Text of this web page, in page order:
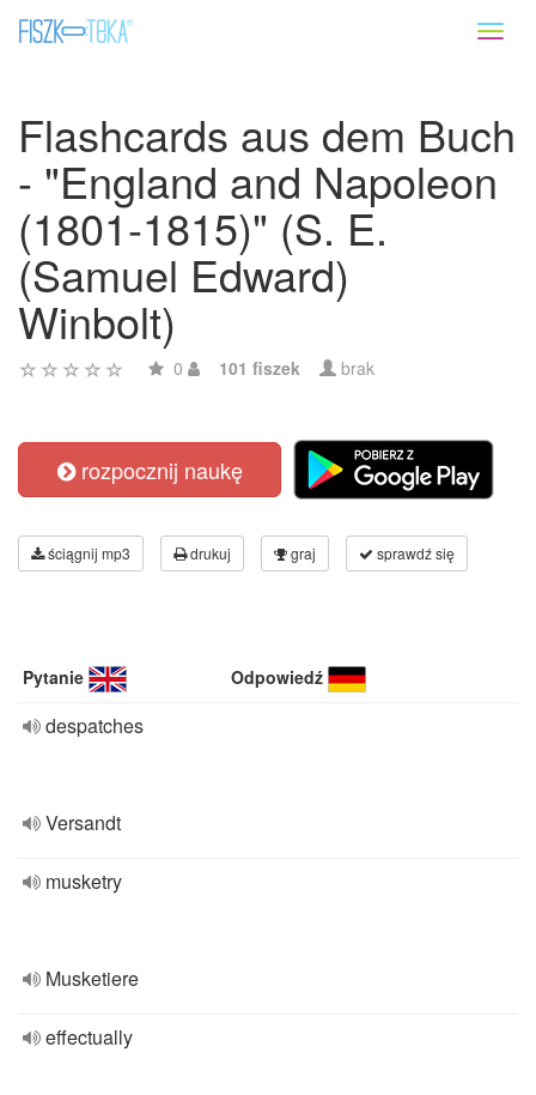
Flashcards aus dem Buch
- "England and Napoleon
(1801-1815)" (S. E.
(Samuel Edward)
Winbolt)
0 101 fiszek brak
rozpocznij naukę
ściągnij mp3 drukuj graj sprawdź się
Pytanie Odpowiedź
despatches
Versandt
musketry
Musketiere
effectually